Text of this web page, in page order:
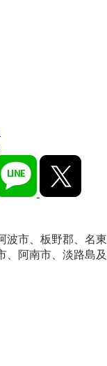
波市、板野郡、名東
、阿南市、淡路島及